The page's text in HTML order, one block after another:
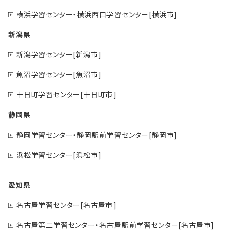
横浜学習センター・横浜西口学習センター[横浜市]
新潟県
新潟学習センター[新潟市]
魚沼学習センター[魚沼市]
十日町学習センター[十日町市]
静岡県
静岡学習センター・静岡駅前学習センター[静岡市]
浜松学習センター[浜松市]
愛知県
名古屋学習センター[名古屋市]
名古屋第二学習センター・名古屋駅前学習センター[名古屋市]